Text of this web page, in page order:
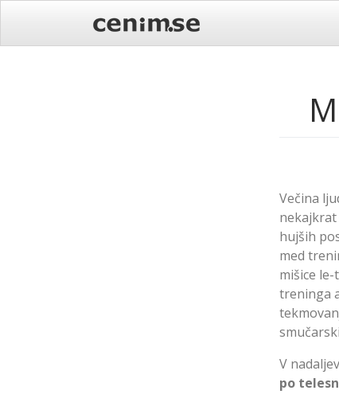
content
Večina
nekajkrat
hujših
med
mišice
treninga
V
po